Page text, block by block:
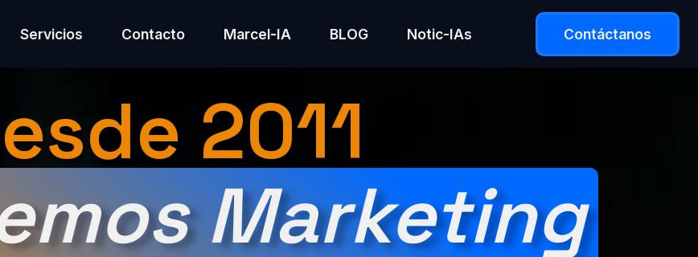
Servicios Contacto Marcel-IA BLOG Notic-IAs Contáctanos
2011
Marketing